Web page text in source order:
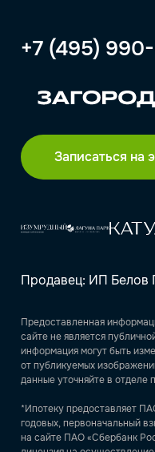
+7 (495)
Записаться на
Продавец: ИП Белов
Предоставленная
сайте не является
информация могут быть
от публикуемых
данные уточняйте в отделе
*Ипотеку предоставляет
годовых, первоначальный
на сайте ПАО «Сбербанк